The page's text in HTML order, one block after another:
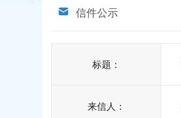
信件公示
标题：
来信人：